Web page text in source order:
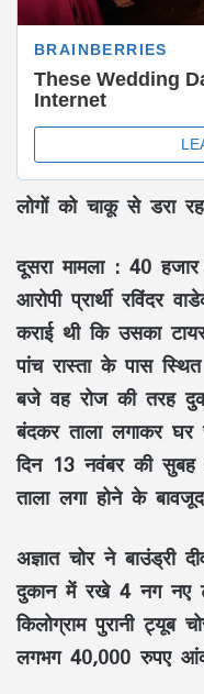
लोगों को चाकू से डरा
दूसरा मामला : 40
आरोपी प्रार्थी रविंदर
कराई थी कि उसका
पांच रास्ता के पास
बजे वह रोज की तरह
बंदकर ताला लगाकर
दिन 13 नवंबर की
ताला लगा होने के
अज्ञात चोर ने बाउंड्री
दुकान में रखे 4 नग नए
किलोग्राम पुरानी
लगभग 40,000 रुपए